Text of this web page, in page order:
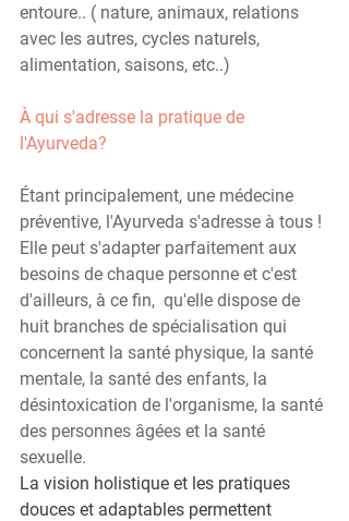
entoure.. ( nature, animaux, relations
avec les autres, cycles naturels,
alimentation, saisons, etc..)
À qui s'adresse la pratique de
l'Ayurveda?
Étant principalement, une médecine
préventive, l'Ayurveda s'adresse à tous !
Elle peut s'adapter parfaitement aux
besoins de chaque personne et c'est
d'ailleurs, à ce fin,  qu'elle dispose de
huit branches de spécialisation qui
concernent la santé physique, la santé
mentale, la santé des enfants, la
désintoxication de l'organisme, la santé
des personnes âgées et la santé
sexuelle.
La vision holistique et les pratiques
douces et adaptables permettent